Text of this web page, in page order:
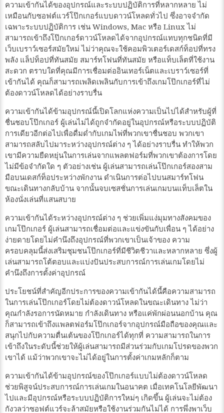
ความเข้ากันได้ของอุปกรณ์และระบบปฏิบัติการที่หลากหลาย ไม่
เหมือนกับซอฟต์แวร์โป๊กเกอร์แบบดาวน์โหลดทั่วไป ซึ่งอาจจำกัด
เฉพาะระบบปฏิบัติการ เช่น Windows, Mac หรือ Linux ไม่
สามารถเข้าถึงโป๊กเกอร์ดาวน์โหลดได้จากอุปกรณ์แทบทุกชนิดที่มี
เว็บเบราว์เซอร์สมัยใหม่ ไม่ว่าคุณจะใช้คอมพิวเตอร์เดสก์ท็อปที่ทรง
พลัง แล็ปท็อปที่ทันสมัย สมาร์ทโฟนที่ทันสมัย หรือแท็บเล็ตที่ใช้งาน
สะดวก ตราบใดที่คุณมีการเชื่อมต่ออินเทอร์เน็ตและเบราว์เซอร์ที่
เข้ากันได้ คุณก็สามารถเพลิดเพลินกับการเข้าถึงเกมโป๊กเกอร์ที่ไม่
ต้องดาวน์โหลดได้อย่างราบรื่น
ความเข้ากันได้ข้ามอุปกรณ์นี้เปิดโลกแห่งความเป็นไปได้สำหรับผู้ที่
ชื่นชอบโป๊กเกอร์ ผู้เล่นไม่ได้ถูกจำกัดอยู่ในอุปกรณ์หรือระบบปฏิบัติ
การเดียวอีกต่อไปเพื่อดื่มด่ำกับเกมไพ่ที่พวกเขาชื่นชอบ พวกเขา
สามารถสลับไปมาระหว่างอุปกรณ์ต่าง ๆ ได้อย่างราบรื่น ทำให้พวก
เขามีความยืดหยุ่นในการเล่นจากแพลตฟอร์มที่พวกเขาต้องการโดย
ไม่มีข้อจำกัดใด ๆ ตัวอย่างเช่น ผู้เล่นสามารถเล่นโป๊กเกอร์สองสาม
มือบนเดสก์ท็อประหว่างพักงาน ดำเนินการต่อไปบนสมาร์ทโฟน
ขณะเดินทางกลับบ้าน จากนั้นจบเซสชั่นการเล่นเกมบนแท็บเล็ตใน
ห้องนั่งเล่นที่แสนสบาย
ความเข้ากันได้ระหว่างอุปกรณ์ต่าง ๆ ช่วยเพิ่มแง่มุมทางสังคมของ
เกมโป๊กเกอร์ ผู้เล่นสามารถเชื่อมต่อและแข่งขันกับเพื่อน ๆ ได้อย่าง
ง่ายดายโดยไม่คำนึงถึงอุปกรณ์ที่พวกเขาเป็นเจ้าของ ความ
ครอบคลุมนี้ส่งเสริมชุมชนโป๊กเกอร์ที่มีชีวิตชีวาและหลากหลาย ซึ่งผู้
เล่นสามารถโต้ตอบและแบ่งปันประสบการณ์การเล่นเกมโดยไม่
คำนึงถึงการตั้งค่าอุปกรณ์
ประโยชน์ที่สำคัญอีกประการของความเข้ากันได้นี้คือความสามารถ
ในการเล่นโป๊กเกอร์โดยไม่ต้องดาวน์โหลดในขณะเดินทาง ไม่ว่า
คุณกำลังรอการนัดหมาย กำลังเดินทาง หรือแค่พักผ่อนนอกบ้าน คุณ
ก็สามารถเข้าถึงแพลตฟอร์มโป๊กเกอร์จากอุปกรณ์มือถือของคุณและ
สนุกไปกับความตื่นเต้นของโป๊กเกอร์ได้ทุกที่ ความสามารถในการ
เข้าถึงในระดับนี้ช่วยให้ผู้เล่นสามารถมีส่วนร่วมกับเกมโปรดของพวก
เขาได้ แม้ว่าพวกเขาจะไม่ได้อยู่ในการตั้งค่าเกมหลักก็ตาม
ความเข้ากันได้ข้ามอุปกรณ์ของโป๊กเกอร์แบบไม่ต้องดาวน์โหลด
ช่วยพิสูจน์ประสบการณ์การเล่นเกมในอนาคต เมื่อเทคโนโลยีพัฒนา
ไปและมีอุปกรณ์หรือระบบปฏิบัติการใหม่ๆ เกิดขึ้น ผู้เล่นจะไม่ต้อง
กังวลว่าซอฟต์แวร์จะล้าสมัยหรือใช้งานร่วมกันไม่ได้ การพึ่งพาเว็บ